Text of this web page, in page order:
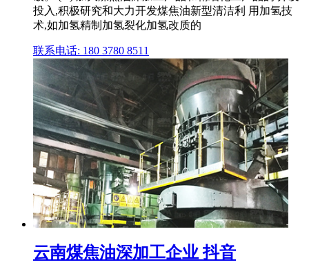
投入,积极研究和大力开发煤焦油新型清洁利 用加氢技
术,如加氢精制加氢裂化加氢改质的
联系电话: 180 3780 8511
云南煤焦油深加工企业 抖音